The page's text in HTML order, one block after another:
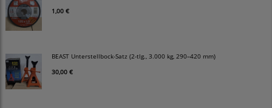
1,00 €
BEAST Unterstellbock-Satz (2-tlg., 3.000 kg, 290–420 mm)
30,00 €